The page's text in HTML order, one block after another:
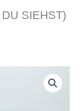
SIEHST)